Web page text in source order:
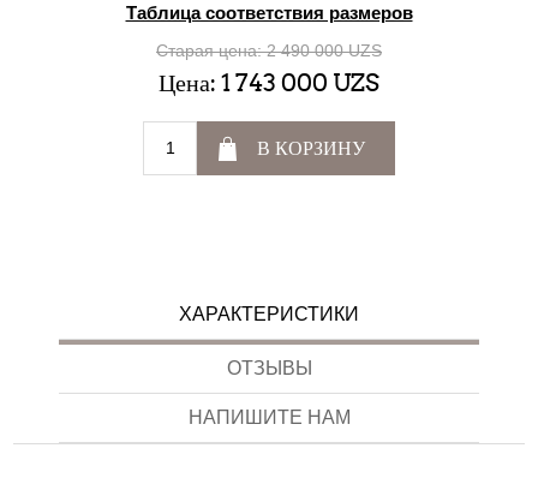
Таблица соответствия размеров
Старая цена: 2 490 000 UZS
Цена: 1 743 000 UZS
В КОРЗИНУ
ХАРАКТЕРИСТИКИ
ОТЗЫВЫ
НАПИШИТЕ НАМ